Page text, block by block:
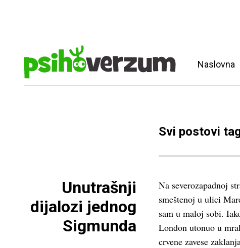
Naslovna
Svi postovi
Unutrašnji
dijalozi jednog
Sigmunda
Na severozapadnoj
smeštenoj u ulici
sam u maloj sobi.
London utonuo u
crvene zavese